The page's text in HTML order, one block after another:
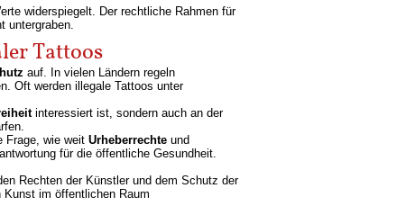
widerspiegelt. Der rechtliche Rahmen für
untergraben.
Tattoos
auf. In vielen Ländern regeln
Oft werden illegale Tattoos unter
interessiert ist, sondern auch an der
Frage, wie weit Urheberrechte und
für die öffentliche Gesundheit.
Rechten der Künstler und dem Schutz der
im öffentlichen Raum